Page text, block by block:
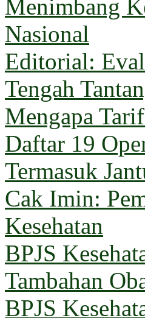
Menimbang
Nasional
Editorial:
Tengah
Mengapa
Daftar 19
Termasuk
Cak Imin:
Kesehatan
BPJS
Tambahan
BPJS